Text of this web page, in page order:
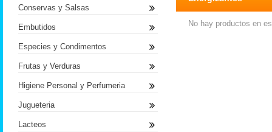
No hay productos en
Conservas y Salsas
Embutidos
Especies y Condimentos
Frutas y Verduras
Higiene Personal y Perfumeria
Jugueteria
Lacteos